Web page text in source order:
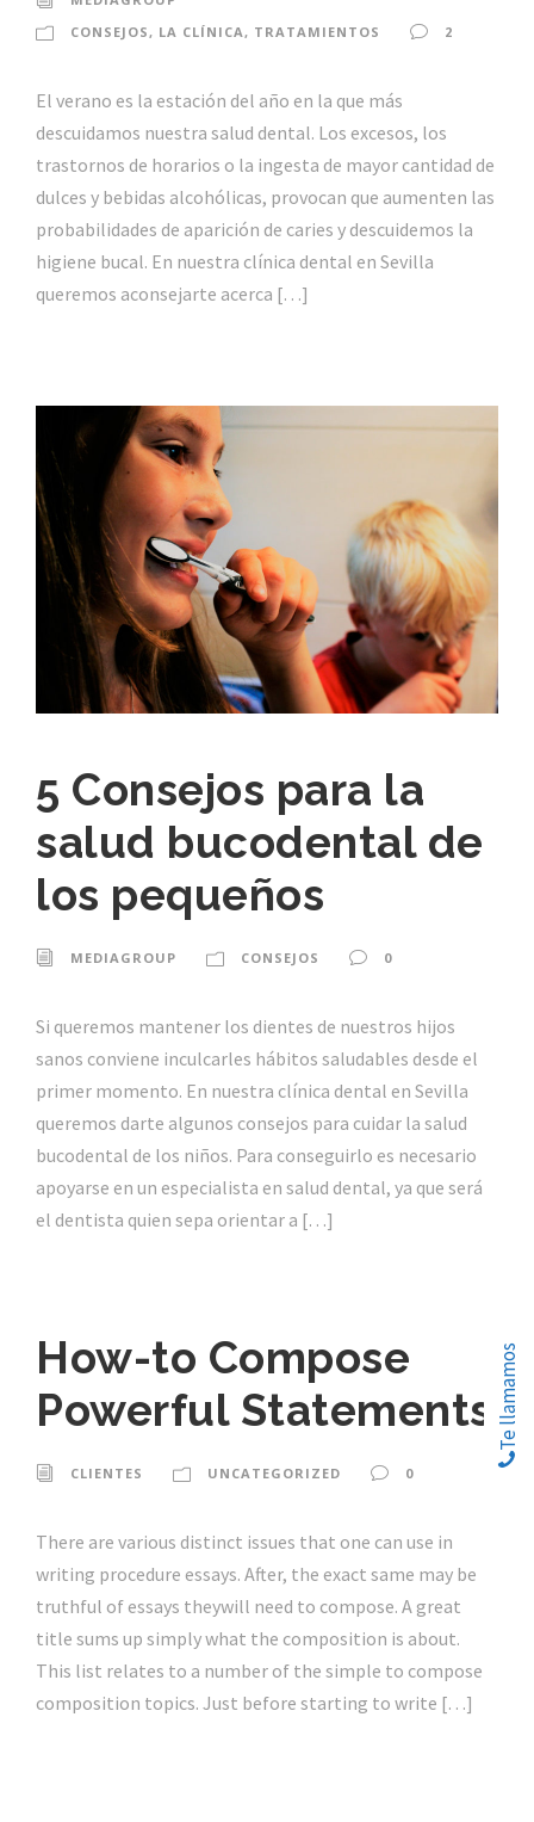
CONSEJOS , LA CLÍNICA , TRATAMIENTOS 2
El verano es la estación del año en la que más
descuidamos nuestra salud dental. Los excesos, los
trastornos de horarios o la ingesta de mayor cantidad de
dulces y bebidas alcohólicas, provocan que aumenten las
probabilidades de aparición de caries y descuidemos la
higiene bucal. En nuestra clínica dental en Sevilla
queremos aconsejarte acerca […]
5 Consejos para la
salud bucodental de
los pequeños
MEDIAGROUP CONSEJOS 0
Si queremos mantener los dientes de nuestros hijos
sanos conviene inculcarles hábitos saludables desde el
primer momento. En nuestra clínica dental en Sevilla
queremos darte algunos consejos para cuidar la salud
bucodental de los niños. Para conseguirlo es necesario
apoyarse en un especialista en salud dental, ya que será
el dentista quien sepa orientar a […]
How-to Compose
Powerful Statements
CLIENTES UNCATEGORIZED 0
There are various distinct issues that one can use in
writing procedure essays. After, the exact same may be
truthful of essays theywill need to compose. A great
title sums up simply what the composition is about.
This list relates to a number of the simple to compose
composition topics. Just before starting to write […]
Te llamamos